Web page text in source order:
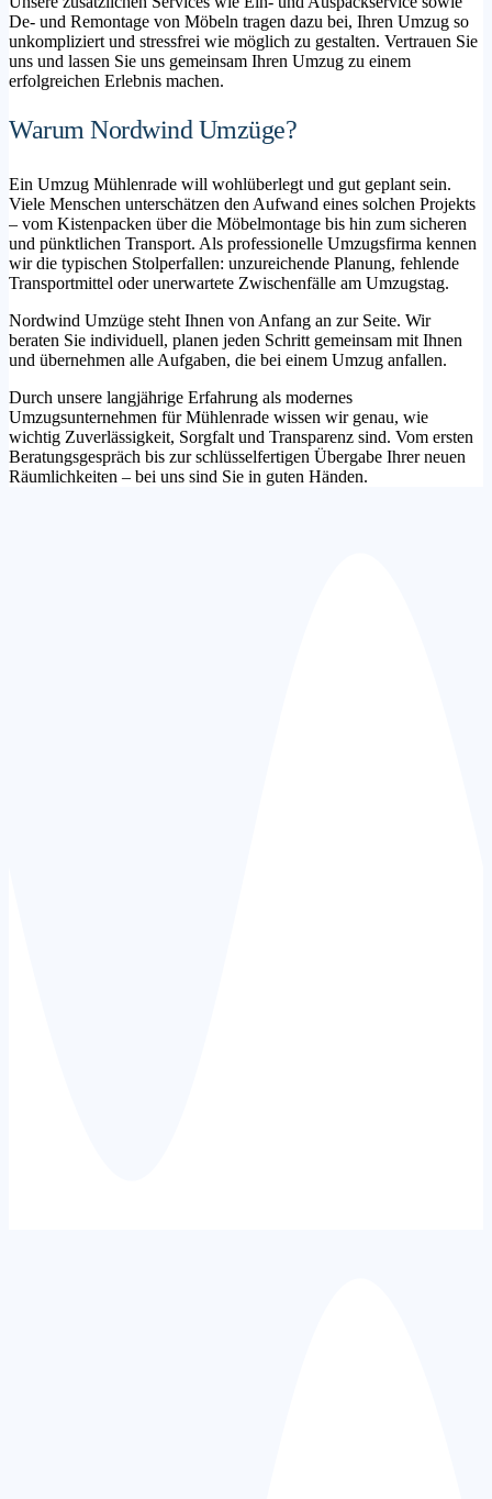
De- und Remontage von Möbeln tragen dazu bei, Ihren Umzug so
unkompliziert und stressfrei wie möglich zu gestalten. Vertrauen Sie
uns und lassen Sie uns gemeinsam Ihren Umzug zu einem
erfolgreichen Erlebnis machen.
Warum Nordwind Umzüge?
Ein Umzug Mühlenrade will wohlüberlegt und gut geplant sein.
Viele Menschen unterschätzen den Aufwand eines solchen Projekts
– vom Kistenpacken über die Möbelmontage bis hin zum sicheren
und pünktlichen Transport. Als professionelle Umzugsfirma kennen
wir die typischen Stolperfallen: unzureichende Planung, fehlende
Transportmittel oder unerwartete Zwischenfälle am Umzugstag.
Nordwind Umzüge steht Ihnen von Anfang an zur Seite. Wir
beraten Sie individuell, planen jeden Schritt gemeinsam mit Ihnen
und übernehmen alle Aufgaben, die bei einem Umzug anfallen.
Durch unsere langjährige Erfahrung als modernes
Umzugsunternehmen für Mühlenrade wissen wir genau, wie
wichtig Zuverlässigkeit, Sorgfalt und Transparenz sind. Vom ersten
Beratungsgespräch bis zur schlüsselfertigen Übergabe Ihrer neuen
Räumlichkeiten – bei uns sind Sie in guten Händen.